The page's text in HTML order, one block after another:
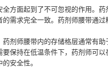
方面起到了不可忽视的作用。药
需求完全一致。药剂师腰带通过
剂师腰带内的存储格层通常有助
保持在低温条件下，药剂师可以
安全性。